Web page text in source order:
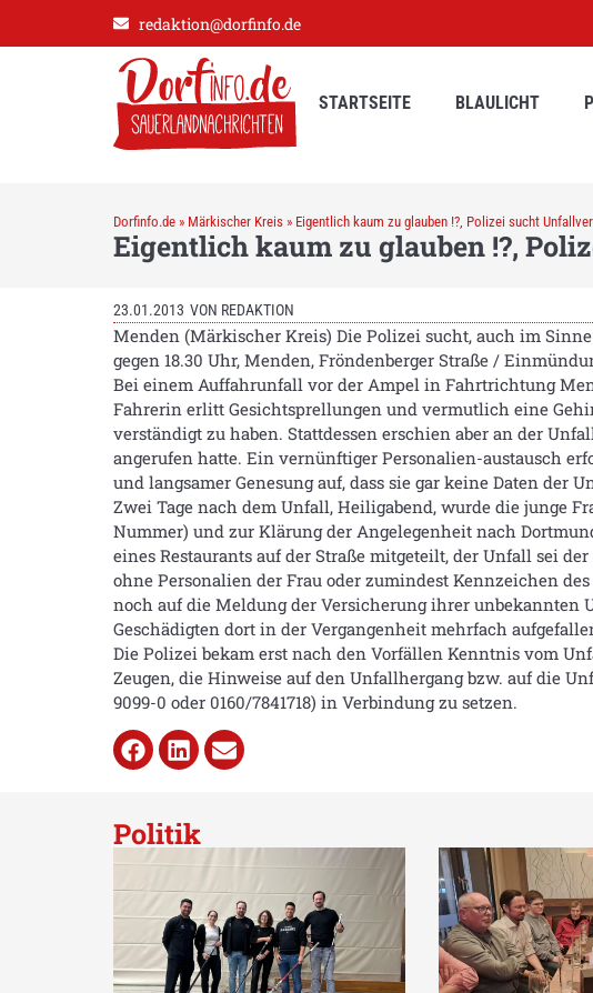
redaktion@dorfinfo.de
STARTSEITE BLAULICHT
Dorfinfo.de » Märkischer Kreis » Eigentlich kaum zu glauben !?, Polizei sucht
Eigentlich kaum zu glauben !?,
23.01.2013 VON REDAKTION
Menden (Märkischer Kreis) Die Polizei sucht, auch im
gegen 18.30 Uhr, Menden, Fröndenberger Straße /
Bei einem Auffahrunfall vor der Ampel in Fahrtrichtung
Fahrerin erlitt Gesichtsprellungen und vermutlich eine
verständigt zu haben. Stattdessen erschien aber an der
angerufen hatte. Ein vernünftiger Personalien-austausch
und langsamer Genesung auf, dass sie gar keine Daten der
Zwei Tage nach dem Unfall, Heiligabend, wurde die junge
Nummer) und zur Klärung der Angelegenheit nach
eines Restaurants auf der Straße mitgeteilt, der Unfall sei
ohne Personalien der Frau oder zumindest Kennzeichen
noch auf die Meldung der Versicherung ihrer unbekannten
Geschädigten dort in der Vergangenheit mehrfach
Die Polizei bekam erst nach den Vorfällen Kenntnis vom
Zeugen, die Hinweise auf den Unfallhergang bzw. auf die
9099-0 oder 0160/7841718) in Verbindung zu setzen.
Politik